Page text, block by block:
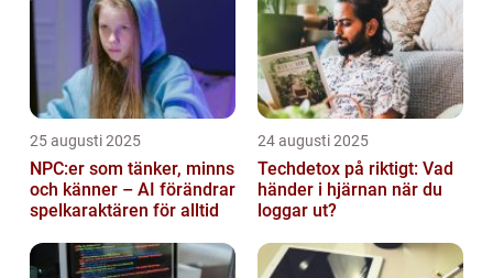
25 augusti 2025
NPC:er som tänker, minns
och känner – AI förändrar
spelkaraktären för alltid
24 augusti 2025
Techdetox på riktigt: Vad
händer i hjärnan när du
loggar ut?